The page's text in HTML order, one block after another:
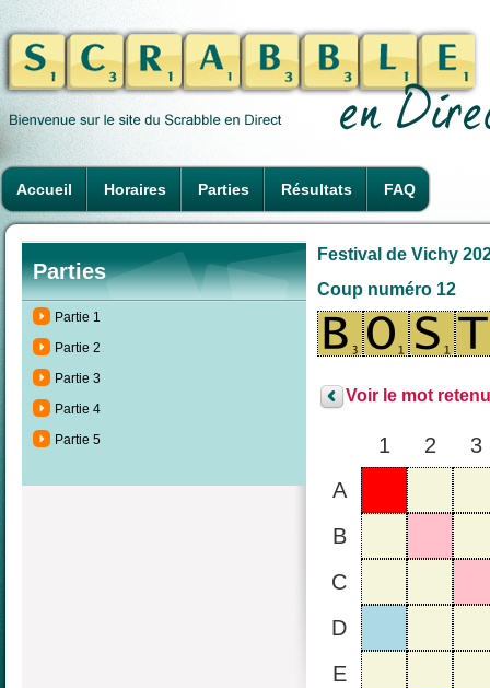
Accueil Horaires Parties Résultats FAQ
Parties
Partie 1
Partie 2
Partie 3
Partie 4
Partie 5
Festival de Vichy
Coup numéro 12
Voir le mot
1 2
3
A
B
C
D
E